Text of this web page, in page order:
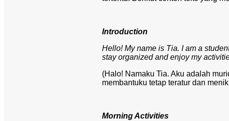
Introduction
Hello! My name is Tia. I am a
stay organized and enjoy my
(Halo! Namaku Tia. Aku adalah
membantuku tetap teratur dan
Morning Activities